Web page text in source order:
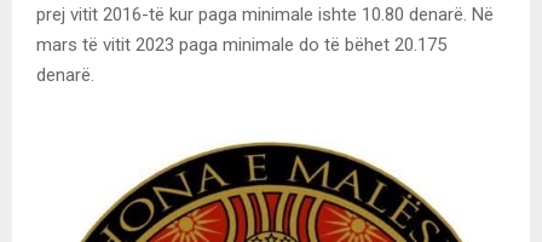
prej vitit 2016-të kur paga minimale ishte 10.80 denarë. Në
mars të vitit 2023 paga minimale do të bëhet 20.175
denarë.